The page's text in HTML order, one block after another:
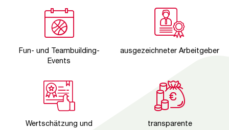
Fun- und Teambuilding-
Events
ausgezeichneter Arbeitgeber
Wertschätzung und
transparente